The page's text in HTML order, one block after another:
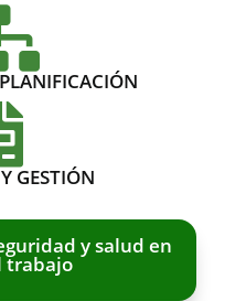
GESTIÓN
y salud en
trabajo